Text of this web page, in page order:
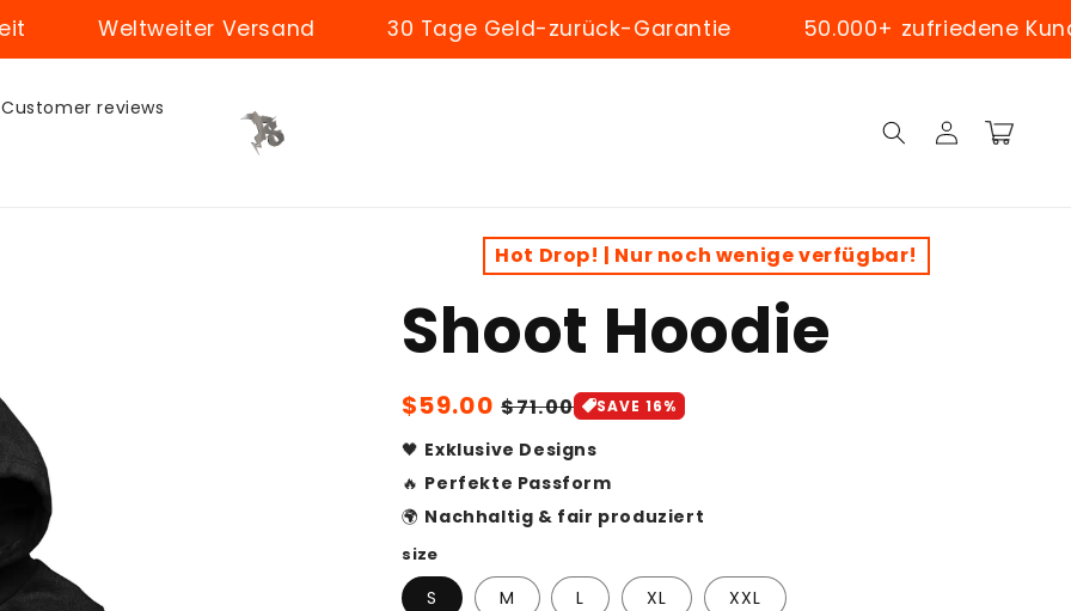
Weltweiter Versand 30 Tage Geld-zurück-Garantie 50.000+ zufriedene Kunden
Customer reviews
Log
in
Cart
Hot Drop! | Nur noch wenige verfügbar!
Shoot Hoodie
Sale
price
$59.00 Regular
price
$71.00 SAVE 16%
🖤 Exklusive Designs
🔥 Perfekte Passform
🌍 Nachhaltig & fair produziert
size
S M L XL XXL